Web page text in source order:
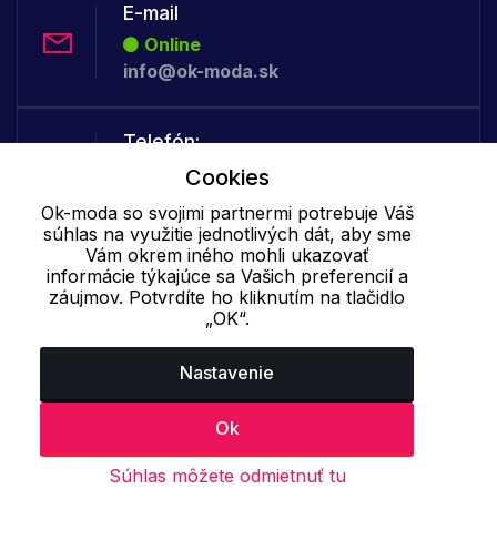
E-mail
Online
info@ok-moda.sk
Telefón:
Offline
Cookie - podrobné nastavenie| Ďalšie informácie|
osobných údajov
Cookies
Ok-moda so svojimi partnermi potrebuje Váš
súhlas na využitie jednotlivých dát, aby sme
Vám okrem iného mohli ukazovať
informácie týkajúce sa Vašich preferencií a
záujmov. Potvrdíte ho kliknutím na tlačidlo
„OK“.
Nastavenie
Ok
Súhlas môžete odmietnuť tu